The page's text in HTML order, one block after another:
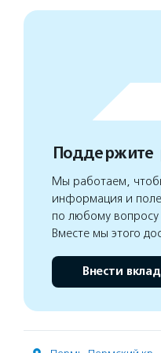
Поддержите
Мы работаем,
информация и
по любому вопросу
Вместе мы этого
Внести вклад